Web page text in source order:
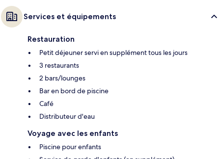
Services et équipements
Restauration
Petit déjeuner servi en supplément tous les jours
3 restaurants
2 bars/lounges
Bar en bord de piscine
Café
Distributeur d'eau
Voyage avec les enfants
Piscine pour enfants